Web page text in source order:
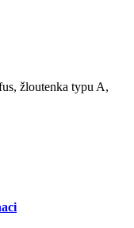
žloutenka typu A,